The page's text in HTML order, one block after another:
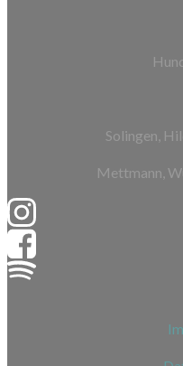
Solingen,
Mettmann,